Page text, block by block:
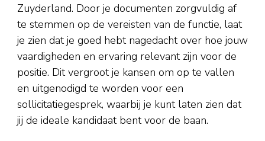
Zuyderland. Door je documenten zorgvuldig af
te stemmen op de vereisten van de functie, laat
je zien dat je goed hebt nagedacht over hoe jouw
vaardigheden en ervaring relevant zijn voor de
positie. Dit vergroot je kansen om op te vallen
en uitgenodigd te worden voor een
sollicitatiegesprek, waarbij je kunt laten zien dat
jij de ideale kandidaat bent voor de baan.